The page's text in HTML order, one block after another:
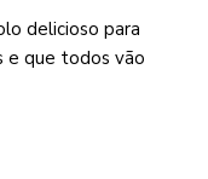
delicioso para
e que todos vão